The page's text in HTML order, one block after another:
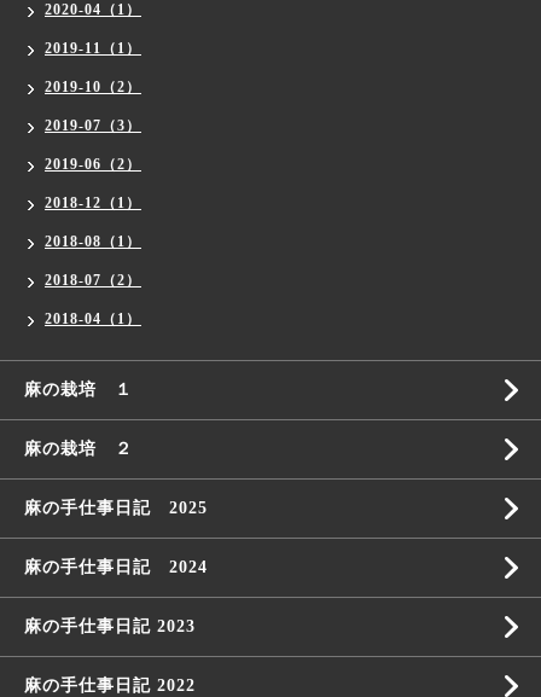
2020-04（1）
2019-11（1）
2019-10（2）
2019-07（3）
2019-06（2）
2018-12（1）
2018-08（1）
2018-07（2）
2018-04（1）
麻の栽培 １
麻の栽培 ２
麻の手仕事日記 2025
麻の手仕事日記 2024
麻の手仕事日記 2023
麻の手仕事日記 2022